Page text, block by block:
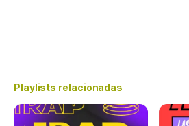
Playlists relacionadas